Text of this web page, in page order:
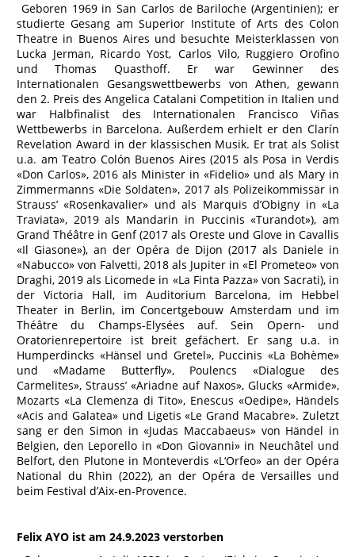
Geboren 1969 in San Carlos de Bariloche (Argentinien); er
studierte Gesang am Superior Institute of Arts des Colon
Theatre in Buenos Aires und besuchte Meisterklassen von
Lucka Jerman, Ricardo Yost, Carlos Vilo, Ruggiero Orofino
und Thomas Quasthoff. Er war Gewinner des
Internationalen Gesangswettbewerbs von Athen, gewann
den 2. Preis des Angelica Catalani Competition in Italien und
war Halbfinalist des Internationalen Francisco Viñas
Wettbewerbs in Barcelona. Außerdem erhielt er den Clarín
Revelation Award in der klassischen Musik. Er trat als Solist
u.a. am Teatro Colón Buenos Aires (2015 als Posa in Verdis
«Don Carlos», 2016 als Minister in «Fidelio» und als Mary in
Zimmermanns «Die Soldaten», 2017 als Polizeikommissär in
Strauss’ «Rosenkavalier» und als Marquis d’Obigny in «La
Traviata», 2019 als Mandarin in Puccinis «Turandot»), am
Grand Théâtre in Genf (2017 als Oreste und Glove in Cavallis
«Il Giasone»), an der Opéra de Dijon (2017 als Daniele in
«Nabucco» von Falvetti, 2018 als Jupiter in «El Prometeo» von
Draghi, 2019 als Licomede in «La Finta Pazza» von Sacrati), in
der Victoria Hall, im Auditorium Barcelona, im Hebbel
Theater in Berlin, im Concertgebouw Amsterdam und im
Théâtre du Champs-Elysées auf. Sein Opern- und
Oratorienrepertoire ist breit gefächert. Er sang u.a. in
Humperdincks «Hänsel und Gretel», Puccinis «La Bohème»
und «Madame Butterfly», Poulencs «Dialogue des
Carmelites», Strauss’ «Ariadne auf Naxos», Glucks «Armide»,
Mozarts «La Clemenza di Tito», Enescus «Oedipe», Händels
«Acis and Galatea» und Ligetis «Le Grand Macabre». Zuletzt
sang er den Simon in «Judas Maccabaeus» von Händel in
Belgien, den Leporello in «Don Giovanni» in Neuchâtel und
Belfort, den Plutone in Monteverdis «L‘Orfeo» an der Opéra
National du Rhin (2022), an der Opéra de Versailles und
beim Festival d’Aix-en-Provence.
Felix AYO ist am 24.9.2023 verstorben